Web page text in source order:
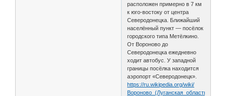
расположен примерно в 7 км
к юго-востоку от центра
Северодонецка. Ближайший
населённый пункт — посёлок
городского типа Метёлкино.
От Вороново до
Северодонецка ежедневно
ходит автобус. У западной
границы посёлка находится
аэропорт «Северодонецк».
https://ru.wikipedia.org/wiki/
Вороново_(Луганская_область)